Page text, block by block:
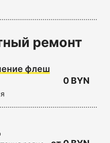
ремонт
флеш
0 BYN